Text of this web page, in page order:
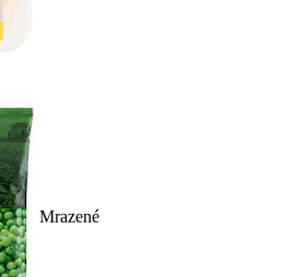
Mrazené